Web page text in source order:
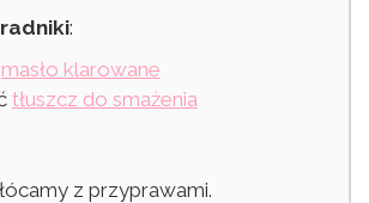
:
masło klarowane
tłuszcz do smażenia
z przyprawami.